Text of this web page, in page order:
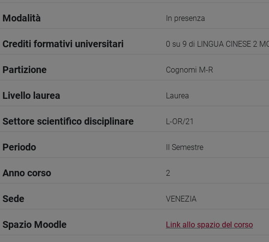
Modalità In presenza
Crediti formativi universitari 0 su 9 di LINGUA CINESE 2
Partizione Cognomi M-R
Livello laurea Laurea
Settore scientifico disciplinare L-OR/21
Periodo II Semestre
Anno corso 2
Sede VENEZIA
Spazio Moodle Link allo spazio del corso